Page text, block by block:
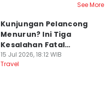
See More
Kunjungan Pelancong
Menurun? Ini Tiga
Kesalahan Fatal
Pengelola Wisata
15 Jul 2026, 18:12 WIB
Travel